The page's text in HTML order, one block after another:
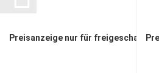
Preisanzeige nur für freigeschaltete